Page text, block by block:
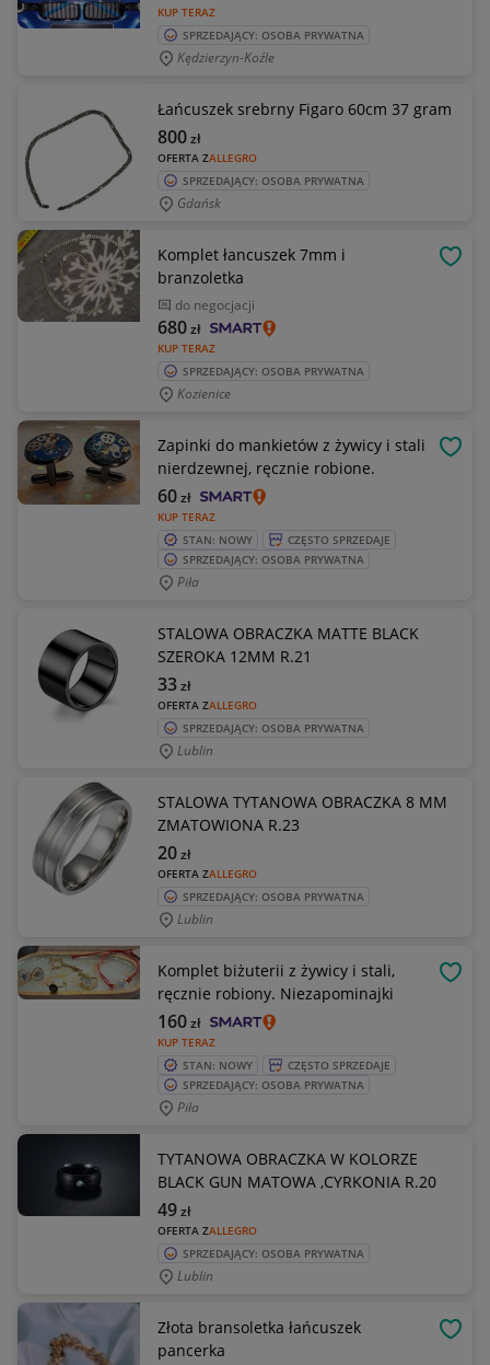
KUP TERAZ
SPRZEDAJĄCY: OSOBA PRYWATNA
Kędzierzyn-Koźle
Łańcuszek srebrny Figaro 60cm 37 gram
OFERTA ZALLEGRO
800zł
SPRZEDAJĄCY: OSOBA PRYWATNA
Gdańsk
Komplet łancuszek 7mm i
branzoletka
do negocjacji
KUP TERAZ
680zł
SPRZEDAJĄCY: OSOBA PRYWATNA
Kozienice
Zapinki do mankietów z żywicy i stali
nierdzewnej, ręcznie robione.
KUP TERAZ
60zł
STAN: NOWY
CZĘSTO SPRZEDAJE
SPRZEDAJĄCY: OSOBA PRYWATNA
Piła
STALOWA OBRACZKA MATTE BLACK
SZEROKA 12MM R.21
OFERTA ZALLEGRO
33zł
SPRZEDAJĄCY: OSOBA PRYWATNA
Lublin
STALOWA TYTANOWA OBRACZKA 8 MM
ZMATOWIONA R.23
OFERTA ZALLEGRO
20zł
SPRZEDAJĄCY: OSOBA PRYWATNA
Lublin
Komplet biżuterii z żywicy i stali,
ręcznie robiony. Niezapominajki
KUP TERAZ
160zł
STAN: NOWY
CZĘSTO SPRZEDAJE
SPRZEDAJĄCY: OSOBA PRYWATNA
Piła
TYTANOWA OBRACZKA W KOLORZE
BLACK GUN MATOWA ,CYRKONIA R.20
OFERTA ZALLEGRO
49zł
SPRZEDAJĄCY: OSOBA PRYWATNA
Lublin
Złota bransoletka łańcuszek
pancerka